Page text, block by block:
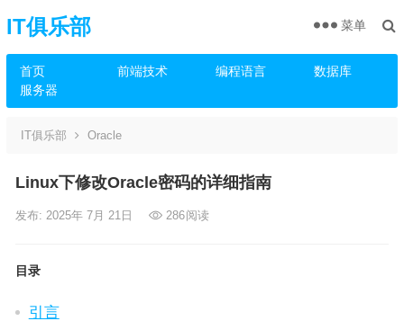
IT俱乐部
首页 前端技术 编程语言
数据库
服务器
菜单
IT俱乐部 Oracle
Linux下修改Oracle密码的详细指南
发布: 2025年 7月 21日 286阅读
目录
引言